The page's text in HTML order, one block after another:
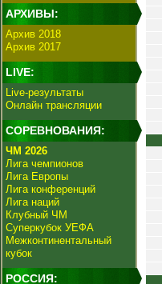
АРХИВЫ:
Архив 2018
Архив 2017
LIVE:
Live-результаты
Онлайн трансляции
СОРЕВНОВАНИЯ:
ЧМ 2026
Лига чемпионов
Лига Европы
Лига конференций
Лига наций
Клубный ЧМ
Суперкубок УЕФА
Межконтинентальный
кубок
РОССИЯ: